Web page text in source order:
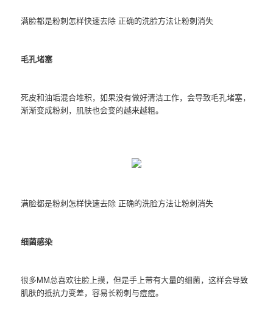
满脸都是粉刺怎样快速去除 正确的洗脸方法让粉刺消失
毛孔堵塞
死皮和油垢混合堆积，如果没有做好清洁工作，会导致毛孔堵塞，
渐渐变成粉刺，肌肤也会变的越来越粗。
满脸都是粉刺怎样快速去除 正确的洗脸方法让粉刺消失
细菌感染
很多MM总喜欢往脸上摸，但是手上带有大量的细菌，这样会导致
肌肤的抵抗力变差，容易长粉刺与痘痘。